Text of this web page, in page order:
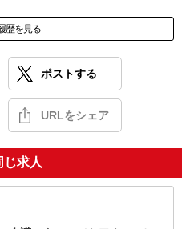
歴を見る
ポストする
URLをシェア
求人